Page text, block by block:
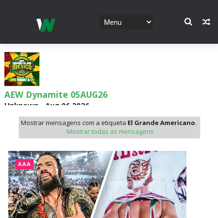
AEW Dynamite 05AUG26
Unknown Aug 06 2026
WWE NXT 04 Aug 2026
Unknown-Aug 05 2026
WWE Monday Night Raw 03 Aug 2026
Unknown-Aug 04 2026
Mostrar mensagens com a etiqueta El Grande Americano.
Mostrar todas as mensagens
AAA